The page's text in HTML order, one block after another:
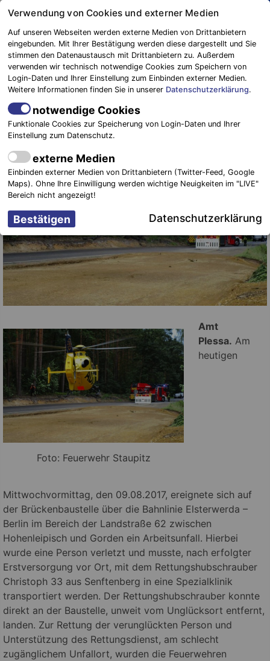
Springe
Inhalt
Blaulichtreport
Elbe-Elster
Feuerwehreinsatz nach Arbeitsunfall:
52-Jährige Person verletzt
9. August 2017 - Einsätze
Foto: Feuerwehr Staupitz
Amt
Plessa. Am
heutigen
Mittwochvormittag, den 09.08.2017, ereignete sich auf
der Brückenbaustelle über die Bahnlinie Elsterwerda –
Berlin im Bereich der Landstraße 62 zwischen
Hohenleipisch und Gorden ein Arbeitsunfall. Hierbei
wurde eine Person verletzt und musste, nach erfolgter
Erstversorgung vor Ort, mit dem Rettungshubschrauber
Christoph 33 aus Senftenberg in eine Spezialklinik
transportiert werden. Der Rettungshubschrauber konnte
direkt an der Baustelle, unweit vom Unglücksort entfernt,
landen. Zur Rettung der verunglückten Person und
Unterstützung des Rettungsdienst, am schlecht
zugänglichem Unfallort, wurden die Feuerwehren
Verwendung von Cookies und externer Medien
Auf unseren Webseiten werden externe Medien von Drittanbietern
eingebunden. Mit Ihrer Bestätigung werden diese dargestellt und Sie
stimmen den Datenaustausch mit Drittanbietern zu. Außerdem
verwenden wir technisch notwendige Cookies zum Speichern von
Login-Daten und Ihrer Einstellung zum Einbinden externer Medien.
Weitere Informationen finden Sie in unserer Datenschutzerklärung.
notwendige Cookies
Funktionale Cookies zur Speicherung von Login-Daten und Ihrer
Einstellung zum Datenschutz.
externe Medien
Einbinden externer Medien von Drittanbietern (Twitter-Feed, Google
Maps). Ohne Ihre Einwilligung werden wichtige Neuigkeiten im "LIVE"
Bereich nicht angezeigt!
Datenschutzerklärung